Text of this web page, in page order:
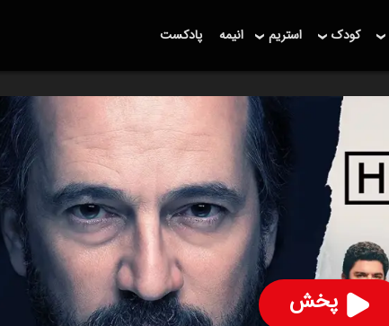
کودک استریم انیمه پادکست
پخش